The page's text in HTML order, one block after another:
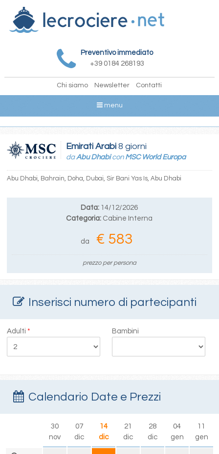
Preventivo immediato
+39 0184 268193
Chi siamo Newsletter Contatti
menu
Emirati Arabi8 giorni
daAbu Dhabicon MSC World Europa
Abu Dhabi, Bahrain, Doha, Dubai, Sir Bani Yas Is, Abu Dhabi
Data: 14/12/2026
Categoria: Cabine Interna
da € 583
prezzo per persona
Inserisci numero di partecipanti
Adulti* Bambini
Calendario Date e Prezzi
30
nov
07
dic
14
dic
21
dic
28
dic
04
gen
11
gen